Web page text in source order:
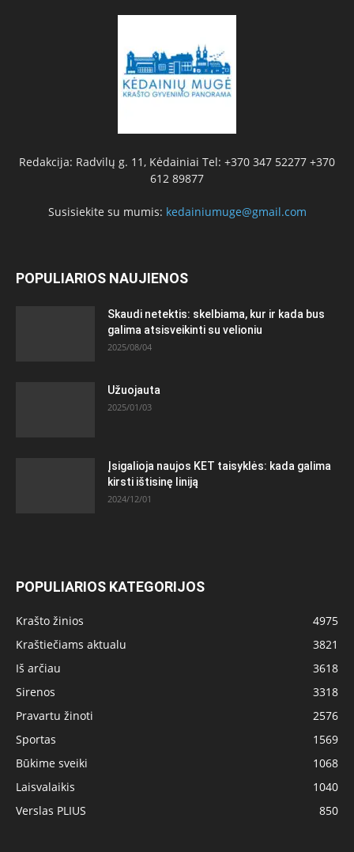
Redakcija: Radvilų g. 11, Kėdainiai Tel: +370 347 52277 +370
612 89877
Susisiekite su mumis: kedainiumuge@gmail.com
POPULIARIOS NAUJIENOS
Skaudi netektis: skelbiama, kur ir kada bus
galima atsisveikinti su velioniu
2025/08/04
Užuojauta
2025/01/03
Įsigalioja naujos KET taisyklės: kada galima
kirsti ištisinę liniją
2024/12/01
POPULIARIOS KATEGORIJOS
Krašto žinios
4975
Kraštiečiams aktualu
3821
Iš arčiau
3618
Sirenos
3318
Pravartu žinoti
2576
Sportas
1569
Būkime sveiki
1068
Laisvalaikis
1040
Verslas PLIUS
850